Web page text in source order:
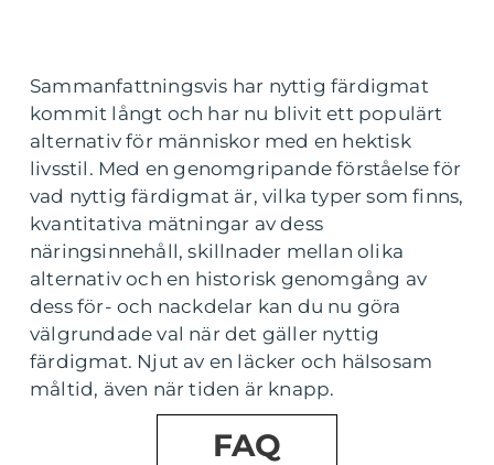
Sammanfattningsvis har nyttig färdigmat
kommit långt och har nu blivit ett populärt
alternativ för människor med en hektisk
livsstil. Med en genomgripande förståelse för
vad nyttig färdigmat är, vilka typer som finns,
kvantitativa mätningar av dess
näringsinnehåll, skillnader mellan olika
alternativ och en historisk genomgång av
dess för- och nackdelar kan du nu göra
välgrundade val när det gäller nyttig
färdigmat. Njut av en läcker och hälsosam
måltid, även när tiden är knapp.
FAQ